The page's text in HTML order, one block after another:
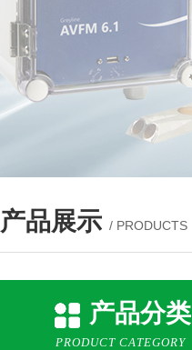
产品展示 / PRODUCTS
产品分类
PRODUCT CATEGORY